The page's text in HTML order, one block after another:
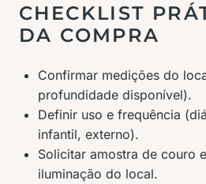
CHECKLIST
DA COMPRA
Confirmar medições do
profundidade disponível).
Definir uso e frequência
infantil, externo).
Solicitar amostra de couro
iluminação do local.